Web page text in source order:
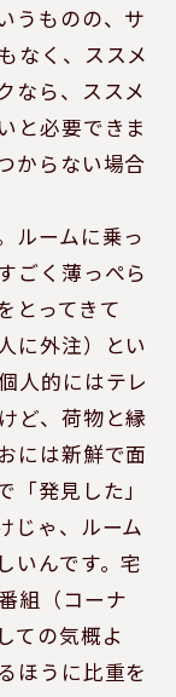
うものの、サ
なく、ススメ
なら、ススメ
と必要できま
からない場合
ルームに乗っ
ごく薄っぺら
とってきて
に外注）とい
人的にはテレ
ど、荷物と縁
には新鮮で面
「発見した」
じゃ、ルーム
いんです。宅
組（コーナ
ての気概よ
ほうに比重を